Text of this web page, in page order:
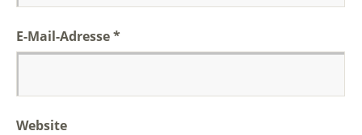
E-Mail-Adresse*
Website